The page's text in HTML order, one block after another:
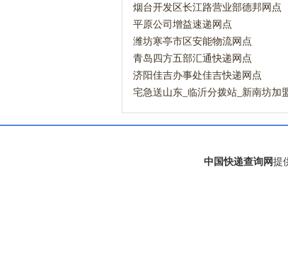
烟台开发区长江路营业部德邦网点
平原公司增益速递网点
潍坊寒亭市区安能物流网点
青岛四方五部汇通快递网点
济阳佳吉办事处佳吉快递网点
宅急送山东_临沂分拨站_新南坊加
中国快递查询网提